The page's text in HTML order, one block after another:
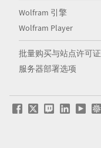
Wolfram 引擎
Wolfram Player
批量购买与站点许可证
服务器部署选项